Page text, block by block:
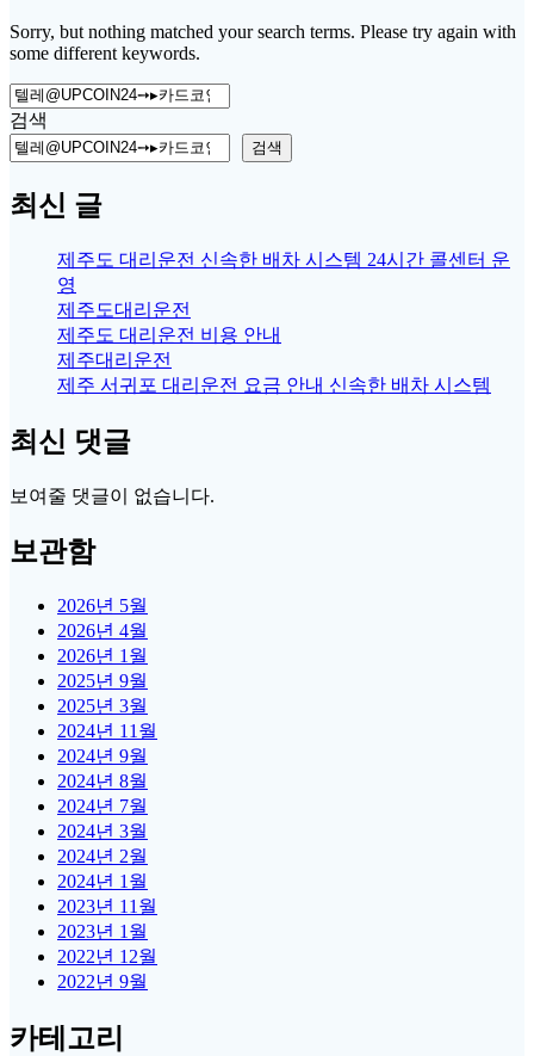
Sorry, but nothing matched your search terms. Please try again with
some different keywords.
Search
for:
검색
검색
최신 글
제주도 대리운전 신속한 배차 시스템 24시간 콜센터 운
영
제주도대리운전
제주도 대리운전 비용 안내
제주대리운전
제주 서귀포 대리운전 요금 안내 신속한 배차 시스템
최신 댓글
보여줄 댓글이 없습니다.
보관함
2026년 5월
2026년 4월
2026년 1월
2025년 9월
2025년 3월
2024년 11월
2024년 9월
2024년 8월
2024년 7월
2024년 3월
2024년 2월
2024년 1월
2023년 11월
2023년 1월
2022년 12월
2022년 9월
카테고리